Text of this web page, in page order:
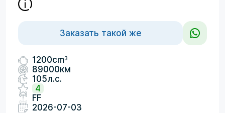
Заказать такой же
1200cm3
89000км
105л.с.
4
FF
2026-07-03